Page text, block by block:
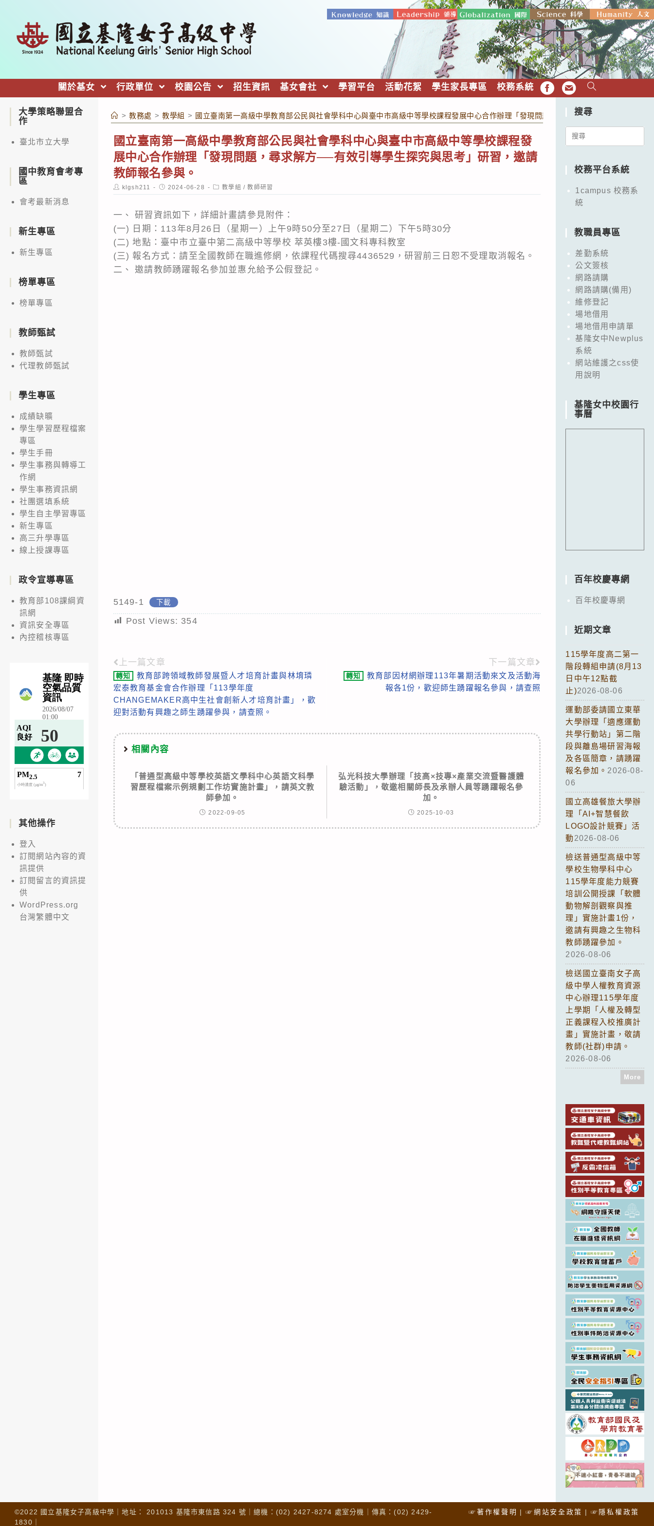
關於基女 行政單位 校園公告 招生資訊 基女會社 學習平台 活動花絮 學生家長專區 校務系統 FB EMAIL
> 教務處 > 教學組 > 國立臺南第一高級中學教育部公民與社會學科中心與臺中市高級中等學校課程發展中心合作辦理「發現問題，尋求解方──有效引導學生
國立臺南第一高級中學教育部公民與社會學科中心與臺中市高級中等學校課程發
展中心合作辦理「發現問題，尋求解方──有效引導學生探究與思考」研習，邀請
教師報名參與。
Post
author:
klgsh211
Post
published:
2024-06-28
Post
category:
教學組 / 教師研習
一、 研習資訊如下，詳細計畫請參見附件：
(一) 日期：113年8月26日（星期一）上午9時50分至27日（星期二）下午5時30分
(二) 地點：臺中市立臺中第二高級中等學校 萃英樓3樓-國文科專科教室
(三) 報名方式：請至全國教師在職進修網，依課程代碼搜尋4436529，研習前三日恕不受理取消報名。
二、 邀請教師踴躍報名參加並惠允給予公假登記。
5149-1 下載
Post Views: 354
Read
more
articles
上一篇文章
轉知
教育部跨領域教師發展暨人才培育計畫與林堉璘
宏泰教育基金會合作辦理「113學年度
CHANGEMAKER高中生社會創新人才培育計畫」，歡
迎對活動有興趣之師生踴躍參與，請查照。
下一篇文章
轉知
教育部因材網辦理113年暑期活動來文及活動海
報各1份，歡迎師生踴躍報名參與，請查照
相關內容
「普通型高級中等學校英語文學科中心英語文科學
習歷程檔案示例規劃工作坊實施計畫」，請英文教
師參加。
2022-09-05
弘光科技大學辦理「技高×技專×產業交流暨醫護體
驗活動」，敬邀相關師長及承辦人員等踴躍報名參
加。
2025-10-03
大學策略聯盟合
作
臺北市立大學
國中教育會考專
區
會考最新消息
新生專區
新生專區
榜單專區
榜單專區
教師甄試
教師甄試
代理教師甄試
學生專區
成績缺曠
學生學習歷程檔案
專區
學生手冊
學生事務與轉導工
作網
學生事務資訊網
社團選填系統
學生自主學習專區
新生專區
高三升學專區
線上授課專區
政令宣導專區
教育部108課綱資
訊網
資訊安全專區
內控稽核專區
其他操作
登入
訂閱網站內容的資
訊提供
訂閱留言的資訊提
供
WordPress.org
台灣繁體中文
搜尋
Search
校務平台系統
1campus 校務系
統
教職員專區
差勤系統
公文簽核
網路請購
網路請購(備用)
維修登記
場地借用
場地借用申請單
基隆女中Newplus
系統
網站維護之css使
用說明
基隆女中校園行
事曆
百年校慶專網
百年校慶專網
近期文章
115學年度高二第一
階段轉組申請(8月13
日中午12點截
止)2026-08-06
運動部委請國立東華
大學辦理「適應運動
共學行動站」第二階
段與離島場研習海報
及各區簡章，請踴躍
報名參加。 2026-08-
06
國立高雄餐旅大學辦
理「AI+智慧餐飲
LOGO設計競賽」活
動 2026-08-06
檢送普通型高級中等
學校生物學科中心
115學年度能力競賽
培訓公開授課「軟體
動物解剖觀察與推
理」實施計畫1份，
邀請有興趣之生物科
教師踴躍參加。
2026-08-06
檢送國立臺南女子高
級中學人權教育資源
中心辦理115學年度
上學期「人權及轉型
正義課程入校推廣計
畫」實施計畫，敬請
教師(社群)申請。
2026-08-06
More
☞著作權聲明 ☞網站安全政策 ☞隱私權政策
©2022 國立基隆女子高級中學｜地址： 201013 基隆市東信路 324 號｜總機：(02) 2427-8274 處室分機｜傳真：(02) 2429-
1830｜